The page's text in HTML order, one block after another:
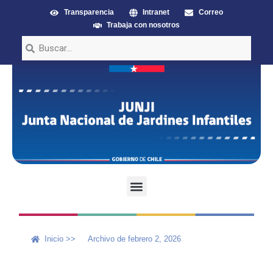
Transparencia Intranet
Correo
Trabaja con nosotros
Inicio >> Archivo de febrero 2, 2026